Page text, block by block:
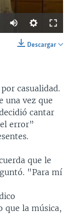
Descargar
casualidad.
una vez que
cantar
error”
que le
"Para mí
que la música,